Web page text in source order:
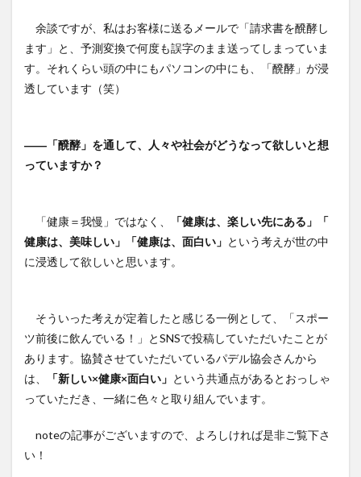
余談ですが、私はお客様に送るメールで「請求書を醗酵し
ます」と、予測変換で何度も誤字のまま送ってしまっていま
す。それくらい頭の中にもパソコンの中にも、「醗酵」が浸
透しています（笑）
――「醗酵」を通して、人々や社会がどうなって欲しいと想
っていますか？
「健康＝我慢」ではなく、
「健康は、楽しい先にある」「
健康は、美味しい」「健康は、面白い」 という考えが世の中
に浸透して欲しいと思います。
そういった考えが定着したと感じる一例として、「スポー
ツ前後に飲んでいる！」とSNSで投稿していただいたことが
あります。協賛させていただいているパデル協会さんから
は、
「新しい×健康×面白い」 という共通点があるとおっしゃ
っていただき、一緒に色々と取り組んでいます。
noteの記事がございますので、よろしければ是非ご覧下さ
い！